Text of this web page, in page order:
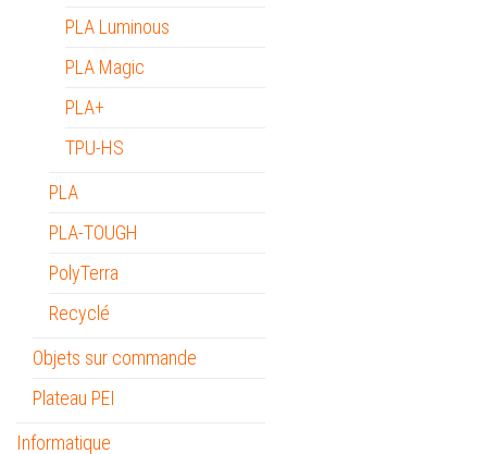
PLA Luminous
PLA Magic
PLA+
TPU-HS
PLA
PLA-TOUGH
PolyTerra
Recyclé
Objets sur commande
Plateau PEI
Informatique